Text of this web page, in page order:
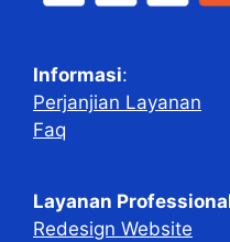
Informasi:
Perjanjian Layanan
Faq
Layanan
Redesign Website